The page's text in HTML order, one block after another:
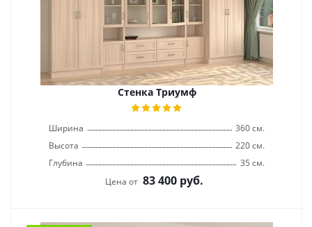
Стенка Триумф
Ширина
360 см.
Высота
220 см.
Глубина
35 см.
Цена от 83 400 руб.